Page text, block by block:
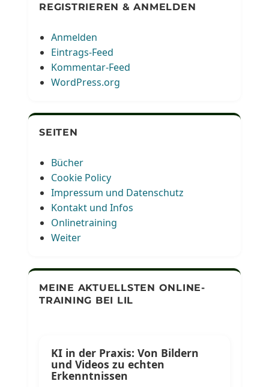
REGISTRIEREN & ANMELDEN
Anmelden
Eintrags-Feed
Kommentar-Feed
WordPress.org
SEITEN
Bücher
Cookie Policy
Impressum und Datenschutz
Kontakt und Infos
Onlinetraining
Weiter
MEINE AKTUELLSTEN ONLINE-
TRAINING BEI LIL
KI in der Praxis: Von Bildern
und Videos zu echten
Erkenntnissen